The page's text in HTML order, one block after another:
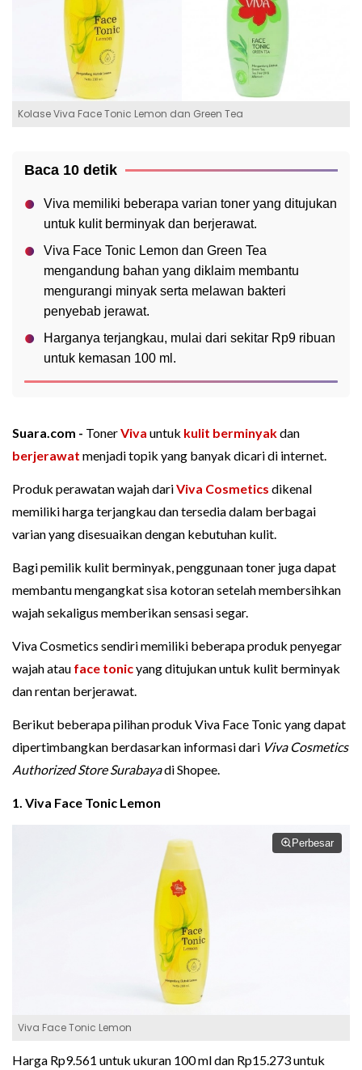
Kolase Viva Face Tonic Lemon dan Green Tea
Baca 10 detik
Viva memiliki beberapa varian toner yang ditujukan
untuk kulit berminyak dan berjerawat.
Viva Face Tonic Lemon dan Green Tea
mengandung bahan yang diklaim membantu
mengurangi minyak serta melawan bakteri
penyebab jerawat.
Harganya terjangkau, mulai dari sekitar Rp9 ribuan
untuk kemasan 100 ml.
Suara.com - TonerViva untuk kulit berminyakdan
berjerawat menjadi topik yang banyak dicari di internet.
Produk perawatan wajah dariViva Cosmetics dikenal
memiliki harga terjangkau dan tersedia dalam berbagai
varian yang disesuaikan dengan kebutuhan kulit.
Bagi pemilik kulit berminyak, penggunaan toner juga dapat
membantu mengangkat sisa kotoran setelah membersihkan
wajah sekaligus memberikan sensasi segar.
Viva Cosmetics sendiri memiliki beberapa produk penyegar
wajah atau face tonicyang ditujukan untuk kulit berminyak
dan rentan berjerawat.
Berikut beberapa pilihan produk Viva Face Tonic yang dapat
dipertimbangkan berdasarkan informasi dari Viva Cosmetics
Authorized Store Surabayadi Shopee.
1. Viva Face Tonic Lemon
Perbesar
Viva Face Tonic Lemon
Harga Rp9.561 untuk ukuran 100 ml dan Rp15.273 untuk